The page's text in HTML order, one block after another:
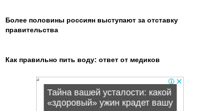
Более половины россиян выступают за отставку
правительства
Как правильно пить воду: ответ от медиков